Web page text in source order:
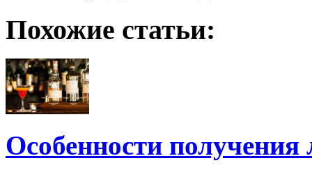
Похожие статьи:
Особенности получения